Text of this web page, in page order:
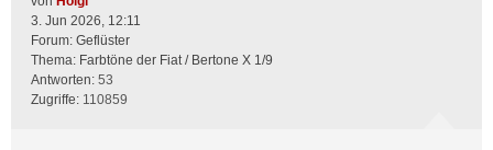
3. Jun 2026, 12:11
Forum: Geflüster
Thema: Farbtöne der Fiat / Bertone X 1/9
Antworten: 53
Zugriffe: 110859